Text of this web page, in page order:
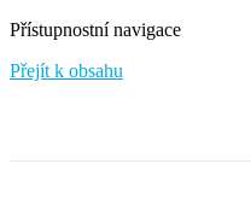
Přístupnostní navigace
Přejít k obsahu